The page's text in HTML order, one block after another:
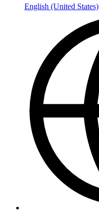
English (United States)